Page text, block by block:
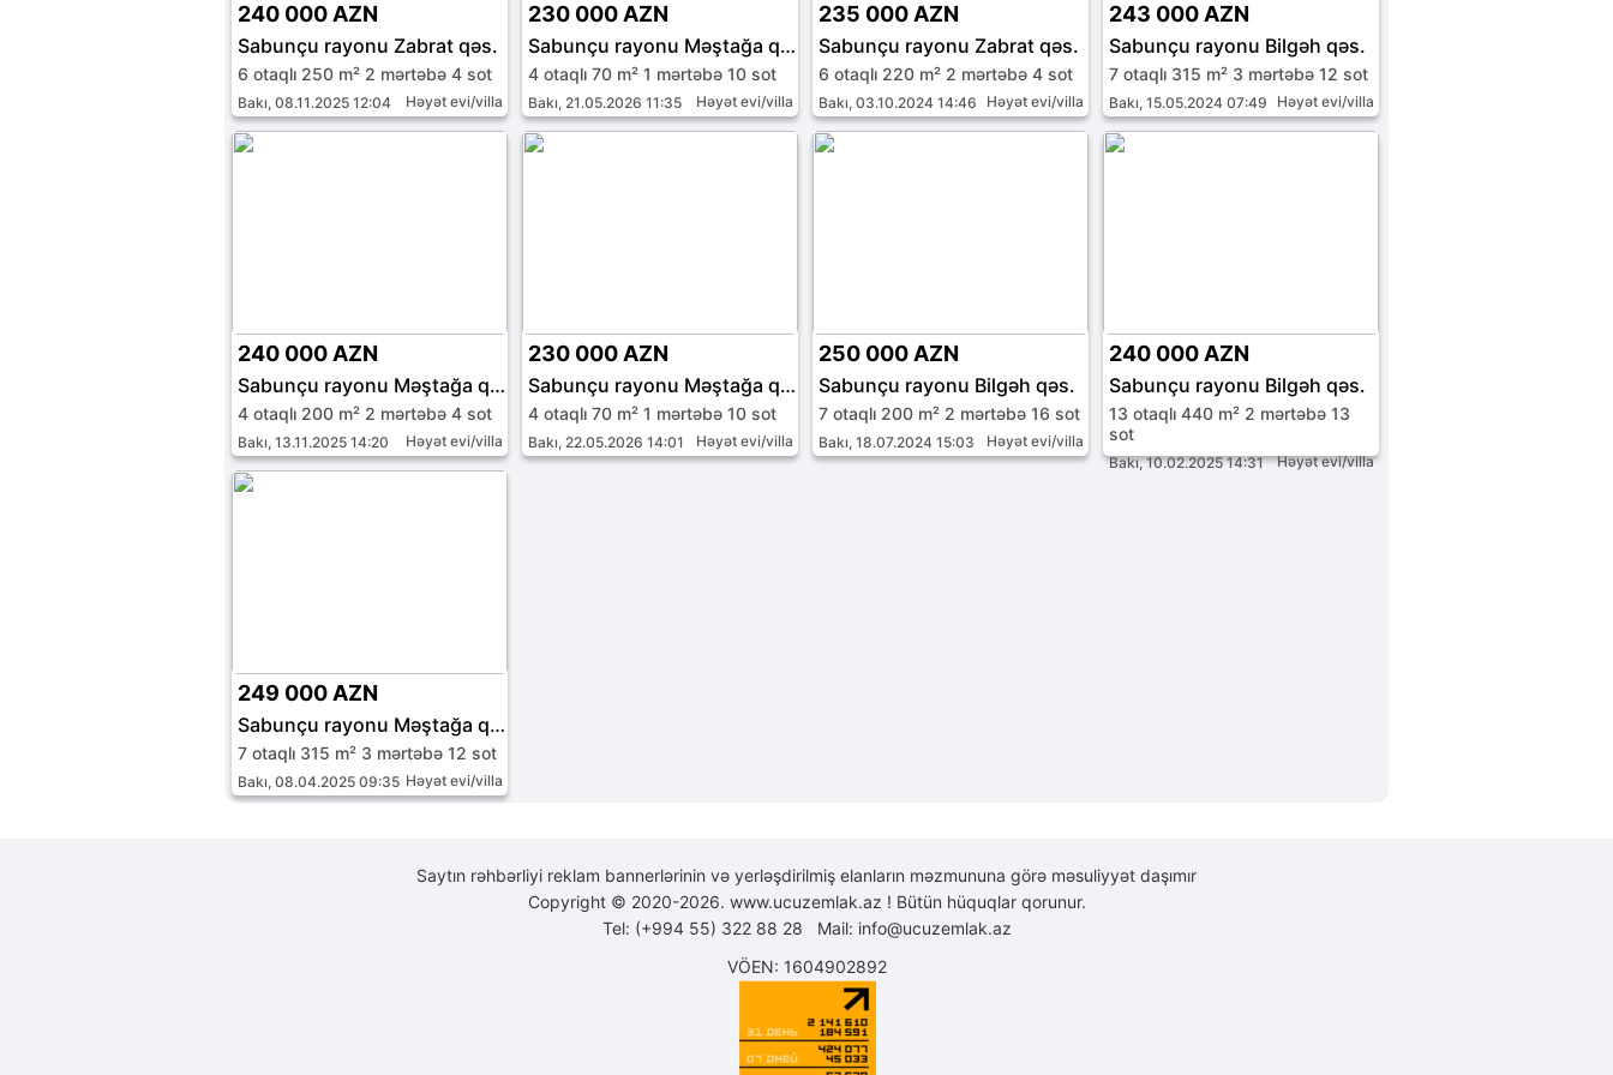
240 000 AZN
Sabunçu rayonu Zabrat qəs.
6 otaqlı 250 m² 2 mərtəbə 4 sot
Bakı, 08.11.2025 12:04 Həyət evi/villa
230 000 AZN
Sabunçu rayonu Məştağa qəs.
4 otaqlı 70 m² 1 mərtəbə 10 sot
Bakı, 21.05.2026 11:35 Həyət evi/villa
235 000 AZN
Sabunçu rayonu Zabrat qəs.
6 otaqlı 220 m² 2 mərtəbə 4 sot
Bakı, 03.10.2024 14:46 Həyət evi/villa
243 000 AZN
Sabunçu rayonu Bilgəh qəs.
7 otaqlı 315 m² 3 mərtəbə 12 sot
Bakı, 15.05.2024 07:49 Həyət evi/villa
240 000 AZN
Sabunçu rayonu Məştağa qəs.
4 otaqlı 200 m² 2 mərtəbə 4 sot
Bakı, 13.11.2025 14:20 Həyət evi/villa
230 000 AZN
Sabunçu rayonu Məştağa qəs.
4 otaqlı 70 m² 1 mərtəbə 10 sot
Bakı, 22.05.2026 14:01 Həyət evi/villa
250 000 AZN
Sabunçu rayonu Bilgəh qəs.
7 otaqlı 200 m² 2 mərtəbə 16 sot
Bakı, 18.07.2024 15:03 Həyət evi/villa
240 000 AZN
Sabunçu rayonu Bilgəh qəs.
13 otaqlı 440 m² 2 mərtəbə 13
sot
Bakı, 10.02.2025 14:31 Həyət evi/villa
249 000 AZN
Sabunçu rayonu Məştağa qəs.
7 otaqlı 315 m² 3 mərtəbə 12 sot
Bakı, 08.04.2025 09:35 Həyət evi/villa
Saytın rəhbərliyi reklam bannerlərinin və yerləşdirilmiş elanların məzmununa görə məsuliyyət daşımır
Copyright © 2020-2026. www.ucuzemlak.az ! Bütün hüquqlar qorunur.
Tel: (+994 55) 322 88 28 Mail: info@ucuzemlak.az
VÖEN: 1604902892